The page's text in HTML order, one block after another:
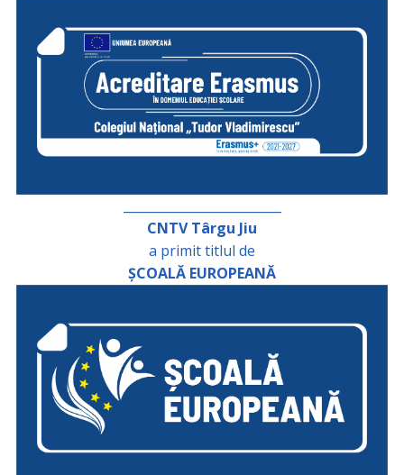
CNTV Târgu Jiu
a primit titlul de
ȘCOALĂ EUROPEANĂ